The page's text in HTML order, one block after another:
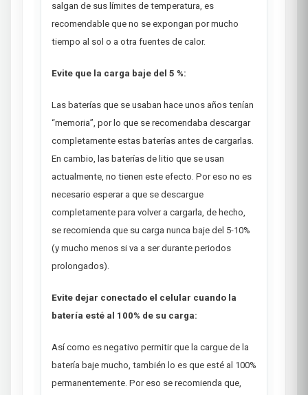
salgan de sus límites de temperatura, es
recomendable que no se expongan por mucho
tiempo al sol o a otra fuentes de calor.
Evite que la carga baje del 5 %:
Las baterías que se usaban hace unos años tenían
“memoria”, por lo que se recomendaba descargar
completamente estas baterías antes de cargarlas.
En cambio, las baterías de litio que se usan
actualmente, no tienen este efecto. Por eso no es
necesario esperar a que se descargue
completamente para volver a cargarla, de hecho,
se recomienda que su carga nunca baje del 5-10%
(y mucho menos si va a ser durante periodos
prolongados).
Evite dejar conectado el celular cuando la
batería esté al 100% de su carga:
Así como es negativo permitir que la cargue de la
batería baje mucho, también lo es que esté al 100%
permanentemente. Por eso se recomienda que,